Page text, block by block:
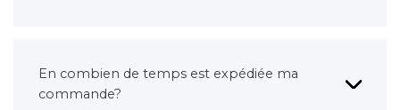
En combien de temps est expédiée ma
commande?